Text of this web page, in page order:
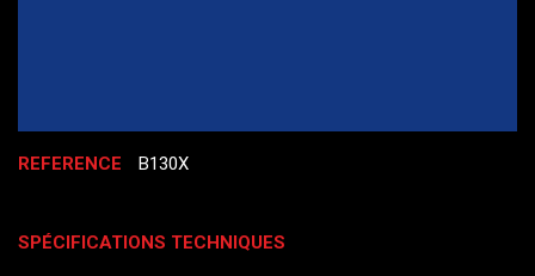
REFERENCE B130X
SPÉCIFICATIONS TECHNIQUES